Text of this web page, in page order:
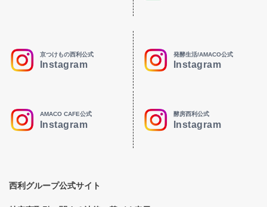
京つけもの西利公式
Instagram
発酵生活/AMACO公式
Instagram
AMACO CAFE公式
Instagram
酵房西利公式
Instagram
西利グループ公式サイト